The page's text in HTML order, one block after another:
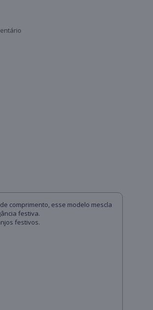
comprimento, esse modelo mescla
festiva.
festivos.